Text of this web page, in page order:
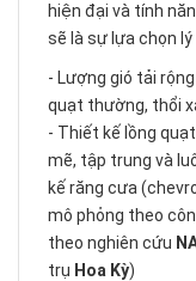
hiện đại và tính
sẽ là sự lựa chọn
- Lượng gió tải
quạt thường, thổi
- Thiết kế lồng
mẽ, tập trung và
kế răng cưa
mô phỏng theo
theo nghiên cứu
trụ Hoa Kỳ)